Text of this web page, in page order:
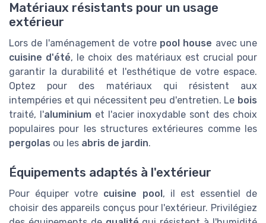
Matériaux résistants pour un usage
extérieur
Lors de l'aménagement de votre pool house avec une
cuisine d'été, le choix des matériaux est crucial pour
garantir la durabilité et l'esthétique de votre espace.
Optez pour des matériaux qui résistent aux
intempéries et qui nécessitent peu d'entretien. Le bois
traité, l'aluminiumet l'acier inoxydable sont des choix
populaires pour les structures extérieures comme les
pergolas ou les abris de jardin.
Équipements adaptés à l'extérieur
Pour équiper votre cuisine pool, il est essentiel de
choisir des appareils conçus pour l'extérieur. Privilégiez